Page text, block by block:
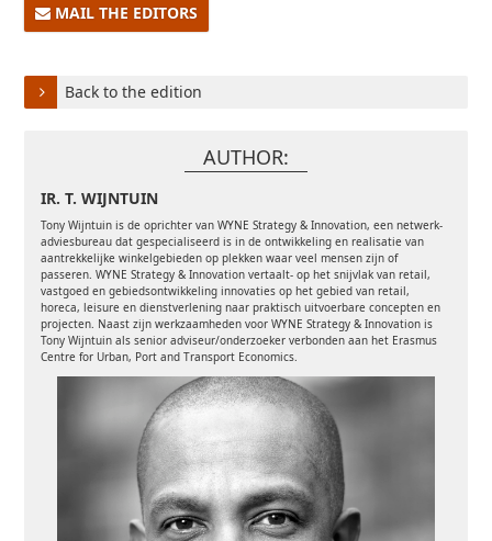
MAIL THE EDITORS
Back to the edition
AUTHOR:
IR. T. WIJNTUIN
Tony Wijntuin is de oprichter van WYNE Strategy & Innovation, een netwerk-
adviesbureau dat gespecialiseerd is in de ontwikkeling en realisatie van
aantrekkelijke winkelgebieden op plekken waar veel mensen zijn of
passeren. WYNE Strategy & Innovation vertaalt- op het snijvlak van retail,
vastgoed en gebiedsontwikkeling innovaties op het gebied van retail,
horeca, leisure en dienstverlening naar praktisch uitvoerbare concepten en
projecten. Naast zijn werkzaamheden voor WYNE Strategy & Innovation is
Tony Wijntuin als senior adviseur/onderzoeker verbonden aan het Erasmus
Centre for Urban, Port and Transport Economics.